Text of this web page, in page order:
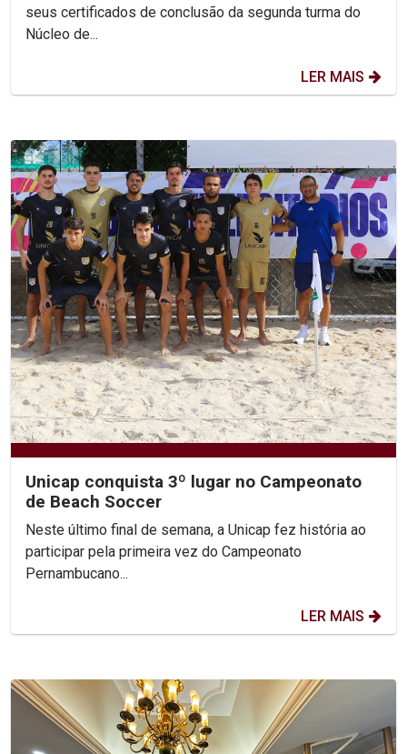
seus certificados de conclusão da segunda turma do
Núcleo de...
LER MAIS
Unicap conquista 3º lugar no Campeonato
de Beach Soccer
Neste último final de semana, a Unicap fez história ao
participar pela primeira vez do Campeonato
Pernambucano...
LER MAIS